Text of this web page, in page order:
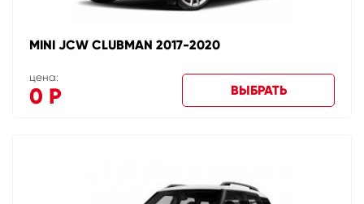
MINI JCW CLUBMAN 2017-2020
цена:
0 Р ВЫБРАТЬ